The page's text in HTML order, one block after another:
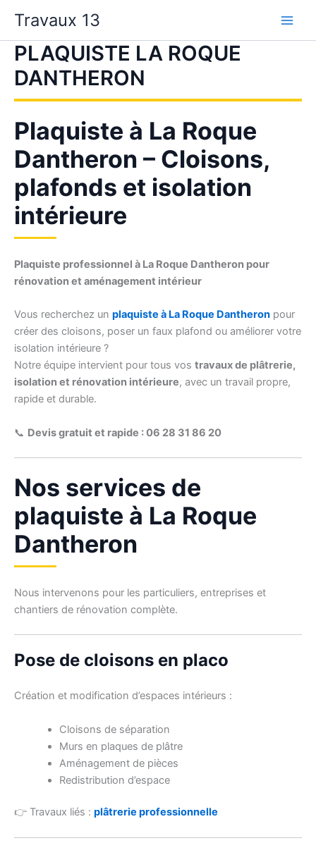
contenu
Travaux 13
PLAQUISTE LA ROQUE
DANTHERON
Plaquiste à La Roque
Dantheron – Cloisons,
plafonds et isolation
intérieure
Plaquiste professionnel à La Roque Dantheron pour
rénovation et aménagement intérieur
Vous recherchez un plaquiste à La Roque Dantheron pour
créer des cloisons, poser un faux plafond ou améliorer votre
isolation intérieure ?
Notre équipe intervient pour tous vos travaux de plâtrerie,
isolation et rénovation intérieure, avec un travail propre,
rapide et durable.
📞 Devis gratuit et rapide : 06 28 31 86 20
Nos services de
plaquiste à La Roque
Dantheron
Nous intervenons pour les particuliers, entreprises et
chantiers de rénovation complète.
Pose de cloisons en placo
Création et modification d’espaces intérieurs :
Cloisons de séparation
Murs en plaques de plâtre
Aménagement de pièces
Redistribution d’espace
👉 Travaux liés : plâtrerie professionnelle